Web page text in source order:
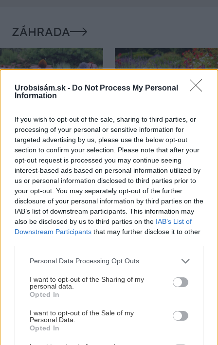
Urobsisám.sk - Do Not Process My Personal
Information
If you wish to opt-out of the sale, sharing to third parties, or
processing of your personal or sensitive information for
targeted advertising by us, please use the below opt-out
section to confirm your selection. Please note that after your
opt-out request is processed you may continue seeing
interest-based ads based on personal information utilized by
us or personal information disclosed to third parties prior to
your opt-out. You may separately opt-out of the further
disclosure of your personal information by third parties on the
IAB’s list of downstream participants. This information may
also be disclosed by us to third parties on the IAB’s List of
Downstream Participants that may further disclose it to other
Please note that this website/app uses one or more Google
not limited to your visit or usage behaviour. You may click to
grant or deny consent to Google and its third-party tags to
use your data for below specified purposes in below Google
consent section.
Personal Data Processing Opt Outs
I want to opt-out of the Sharing of my
personal data.
Opted In
I want to opt-out of the Sale of my
Personal Data.
Opted In
ZÁHRADA
Trvalky, ktoré znesú
sucho a teplo? Tieto
vysaďte na miesta, na
ktoré slnko svieti celý
deň
Nemusí to byť len
levanduľa! 7 fialových
krások, ktoré rozžiaria
vašu záhradu
Môže aspirín zachrániť
ochabnuté izbové
rastliny? Pravda vás
možno prekvapí
Júlový reštart uhoriek
kvitnutia?